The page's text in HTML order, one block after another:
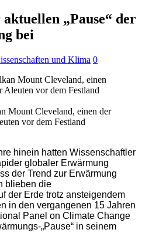
„Pause“ der
bei
und Klima 0
Mount Cleveland, einen der
vor dem Festland
hinein hatten Wissenschaftler
globaler Erwärmung
der Trend zur Erwärmung
blieben die
der Erde trotz ansteigendem
in den vergangenen 15 Jahren
Panel on Climate Change
„Pause“ in seinem